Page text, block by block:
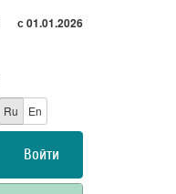
с 01.01.2026
Ru
En
Войти